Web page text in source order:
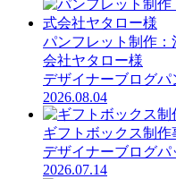
パンフレット制作
会社ヤタロー様
デザイナーブログパ
2026.08.04
ギフトボックス制
デザイナーブログパ
2026.07.14